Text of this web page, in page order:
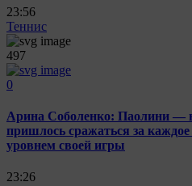
23:56
Теннис
497
0
Арина Соболенко: Паолини —
пришлось сражаться за
уровнем своей игры
23:26